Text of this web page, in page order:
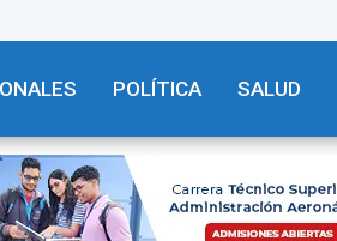
POLÍTICA SALUD